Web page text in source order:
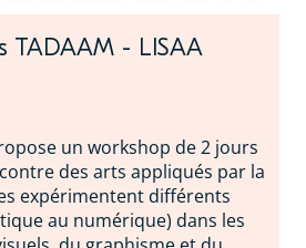
TADAAM - LISAA
un workshop de 2 jours
des arts appliqués par la
expérimentent différents
au numérique) dans les